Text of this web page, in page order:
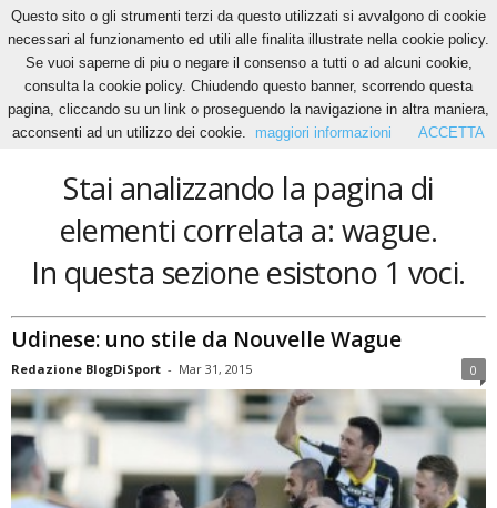
Home Tags Wague
wague
Stai analizzando la pagina di
elementi correlata a: wague.
In questa sezione esistono 1 voci.
Udinese: uno stile da Nouvelle Wague
Redazione BlogDiSport - Mar 31, 2015 0
Questo sito o gli strumenti terzi da questo utilizzati si avvalgono di cookie
necessari al funzionamento ed utili alle finalita illustrate nella cookie policy.
Se vuoi saperne di piu o negare il consenso a tutti o ad alcuni cookie,
consulta la cookie policy. Chiudendo questo banner, scorrendo questa
pagina, cliccando su un link o proseguendo la navigazione in altra maniera,
acconsenti ad un utilizzo dei cookie.
maggiori informazioni ACCETTA